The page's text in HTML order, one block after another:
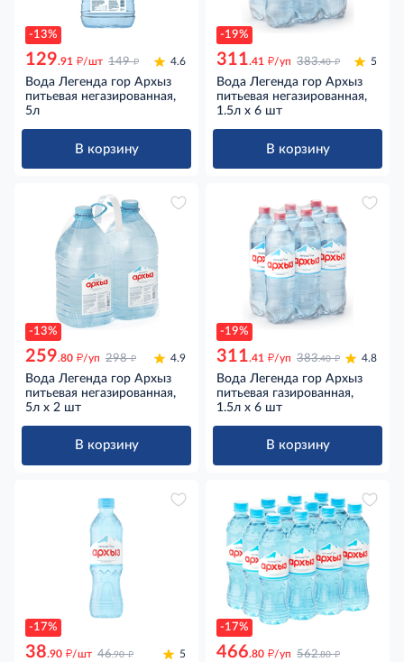
-13%
129.91 д/шт 149 д 4.6
Вода Легенда гор Архыз
питьевая негазированная,
5л
В корзину
-19%
311.41 д/уп 383.40 д 5
Вода Легенда гор Архыз
питьевая негазированная,
1.5л x 6 шт
В корзину
-13%
259.80 д/уп 298 д 4.9
Вода Легенда гор Архыз
питьевая негазированная,
5л x 2 шт
В корзину
-19%
311.41 д/уп 383.40 д 4.8
Вода Легенда гор Архыз
питьевая газированная,
1.5л x 6 шт
В корзину
-17%
38.90 д/шт 46.90 д 5
-17%
466.80 д/уп 562.80 д